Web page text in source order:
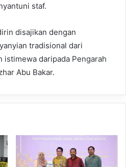
staf.
disajikan dengan
tradisional dari
istimewa daripada Pengarah
Abu Bakar.